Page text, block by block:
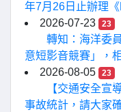
年7月26日止辦理《
2026-07-23
23
轉知：海洋委
意短影音競賽」，
2026-08-05
23
【交通安全宣
事故統計，請大家